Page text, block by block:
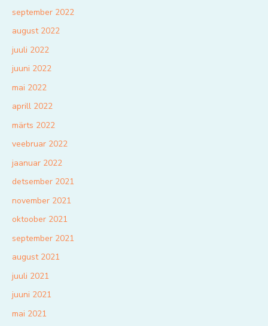
september 2022
august 2022
juuli 2022
juuni 2022
mai 2022
aprill 2022
märts 2022
veebruar 2022
jaanuar 2022
detsember 2021
november 2021
oktoober 2021
september 2021
august 2021
juuli 2021
juuni 2021
mai 2021